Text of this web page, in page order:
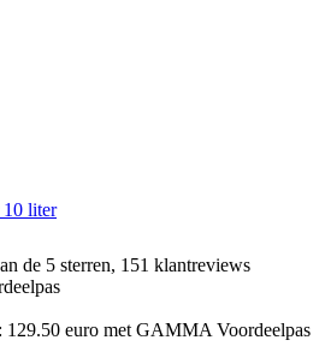
10 liter
de 5 sterren, 151 klantreviews
euro met GAMMA Voordeelpas